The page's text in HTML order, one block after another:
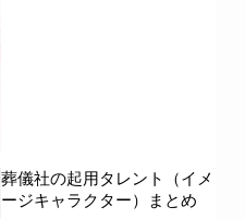
葬儀社の起用タレント（イメ
ージキャラクター）まとめ